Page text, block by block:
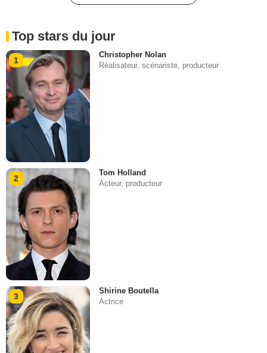
Top stars du jour
1
Christopher Nolan
Réalisateur, scénariste, producteur
2
Tom Holland
Acteur, producteur
3
Shirine Boutella
Actrice